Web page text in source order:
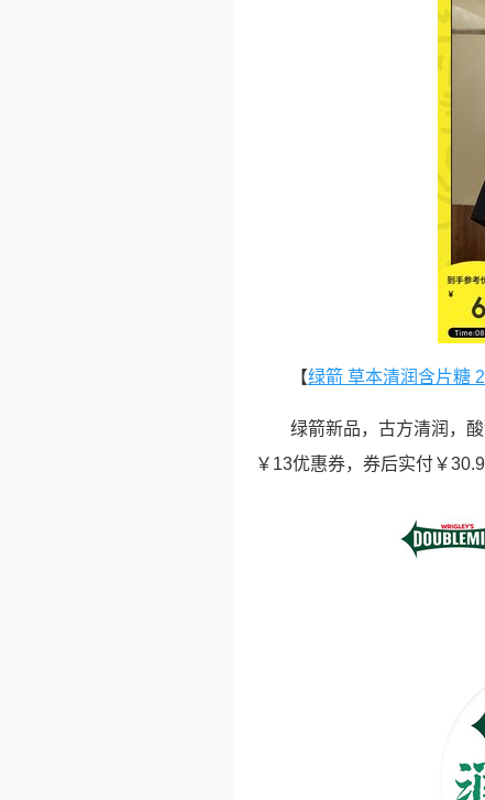
【绿箭 草本清润含片糖
绿箭新品，古方清润，
￥13优惠券，券后实付￥